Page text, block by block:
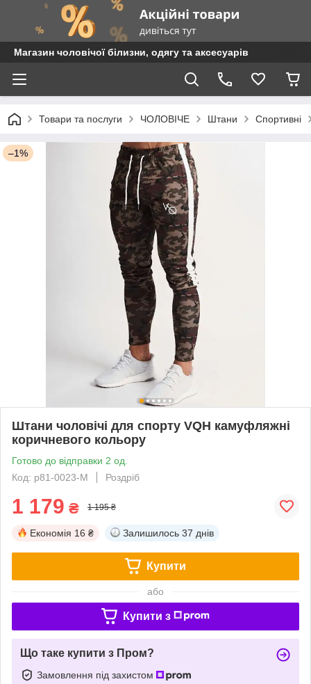
Магазин чоловічої білизни, одягу та аксесуарів
Товари та послуги ЧОЛОВІЧЕ Штани Спортивні
–1%
Штани чоловічі для спорту VQH камуфляжні
коричневого кольору
Готово до відправки 2 од.
Код: p81-0023-M
Роздріб
1 179 ₴ 1 195 ₴
Економія 16 ₴ Залишилось 37 днів
Купити
або
Купити з
Що таке купити з Пром?
Замовлення під захистом